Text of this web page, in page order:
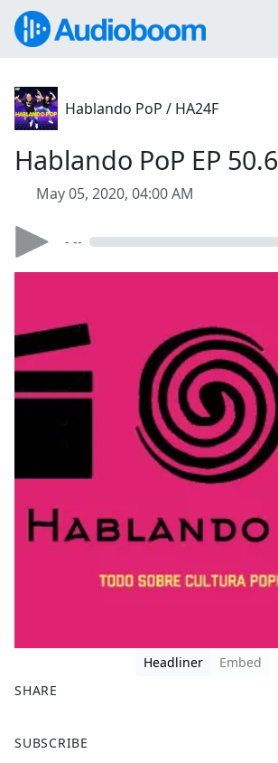
Hablando PoP / HA24F
Hablando PoP EP 50.6
May 05, 2020, 04:00 AM
- --
Headliner
Embed
SHARE
a
SUBSCRIBE